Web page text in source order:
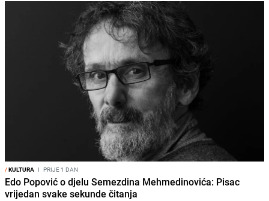
/KULTURA I PRIJE 1 DAN
Edo Popović o djelu Semezdina Mehmedinovića: Pisac
vrijedan svake sekunde čitanja